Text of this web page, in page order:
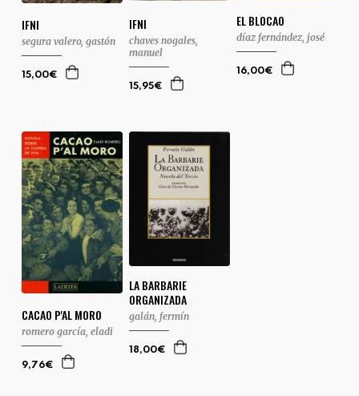
IFNI
segura valero, gastón
15,00€
IFNI
chaves nogales,
manuel
15,95€
EL BLOCAO
díaz fernández, josé
16,00€
CACAO P'AL MORO
romero garcía, eladi
9,76€
LA BARBARIE
ORGANIZADA
galán, fermín
18,00€